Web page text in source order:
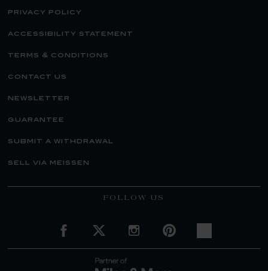
privacy policy
accessibility statement
terms & conditions
contact us
newsletter
guarantee
submit a withdrawal
sell via meissen
FOLLOW US